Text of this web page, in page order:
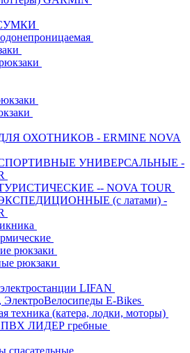
ОХОТНИКОВ - ERMINE NOVA
УНИВЕРСАЛЬНЫЕ -
-- NOVA TOUR
(с латами) -
рюкзаки
рюкзаки
LIFAN
ЭлектроВелосипеды E-Bikes
техника (катера, лодки, моторы)
ПВХ ЛИДЕР гребные
спасательные